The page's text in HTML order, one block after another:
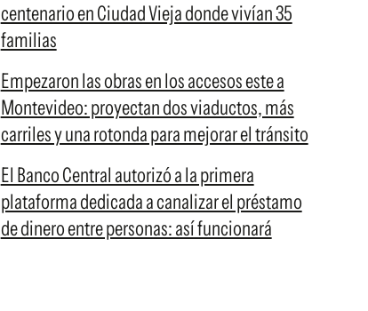
centenario en Ciudad Vieja donde vivían 35
familias
Empezaron las obras en los accesos este a
Montevideo: proyectan dos viaductos, más
carriles y una rotonda para mejorar el tránsito
El Banco Central autorizó a la primera
plataforma dedicada a canalizar el préstamo
de dinero entre personas: así funcionará